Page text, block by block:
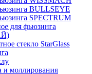
BULLSEYE
SPECTRUM
для фьюзинга
стекло StarGlass
и моллирования